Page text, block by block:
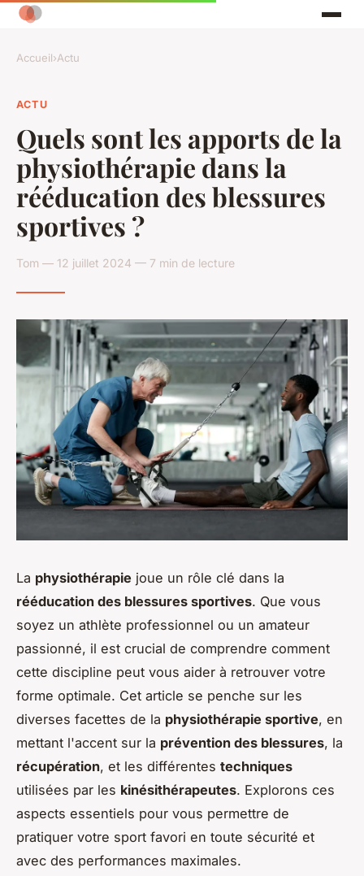
Accueil›Actu
ACTU
Quels sont les apports de la
physiothérapie dans la
rééducation des blessures
sportives ?
Tom — 12 juillet 2024 — 7 min de lecture
La physiothérapie joue un rôle clé dans la
rééducation des blessures sportives. Que vous
soyez un athlète professionnel ou un amateur
passionné, il est crucial de comprendre comment
cette discipline peut vous aider à retrouver votre
forme optimale. Cet article se penche sur les
diverses facettes de la physiothérapie sportive, en
mettant l'accent sur la prévention des blessures, la
récupération, et les différentes techniques
utilisées par les kinésithérapeutes. Explorons ces
aspects essentiels pour vous permettre de
pratiquer votre sport favori en toute sécurité et
avec des performances maximales.